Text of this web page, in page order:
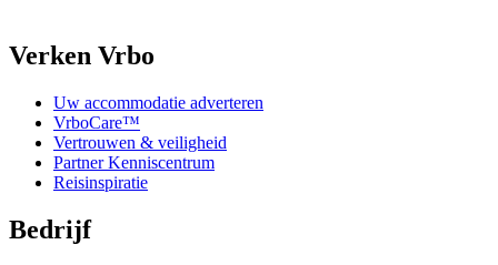
Verken Vrbo
Uw accommodatie adverteren
VrboCare™
Vertrouwen & veiligheid
Partner Kenniscentrum
Reisinspiratie
Bedrijf